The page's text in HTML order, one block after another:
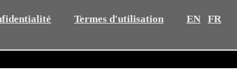
Termes d'utilisation EN FR